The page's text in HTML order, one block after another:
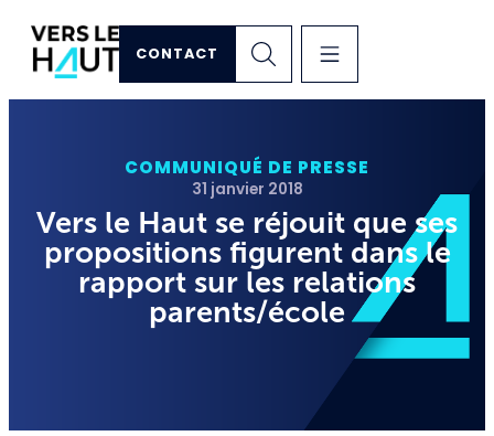
CONTACT
COMMUNIQUÉ DE PRESSE
31 janvier 2018
Vers le Haut se réjouit que ses
propositions figurent dans le
rapport sur les relations
parents/école